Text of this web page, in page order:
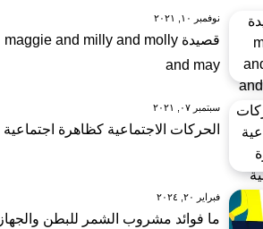
نوفمبر ١٠, ٢٠٢١
قصيدة maggie and milly and molly
and may
سبتمبر ٠٧, ٢٠٢١
الحركات الاجتماعية كظاهرة اجتماعية
فبراير ٢٠, ٢٠٢٤
ما فوائد مشروب الشمر للبطن والجهاز